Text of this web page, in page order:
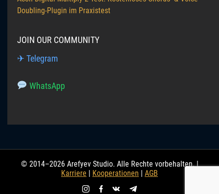
Doubling-Plugin im Praxistest
JOIN OUR COMMUNITY
✈ Telegram
WhatsApp
© 2014–2026 Arefyev Studio. Alle Rechte vorbehalten. |
Karriere | Kooperationen | AGB